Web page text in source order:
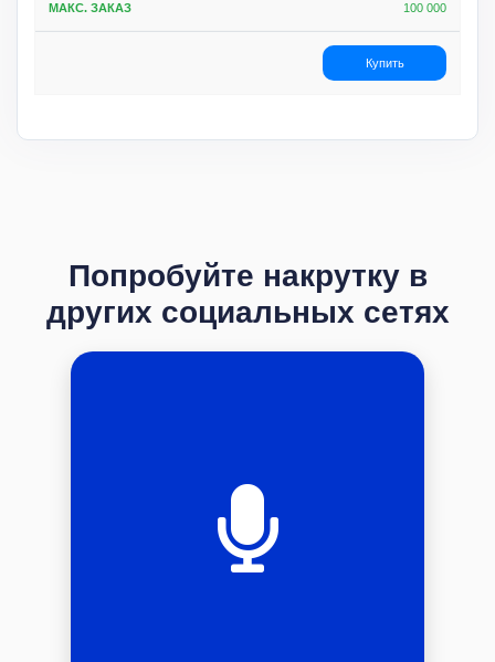
100 000
Купить
Попробуйте накрутку в
других социальных сетях